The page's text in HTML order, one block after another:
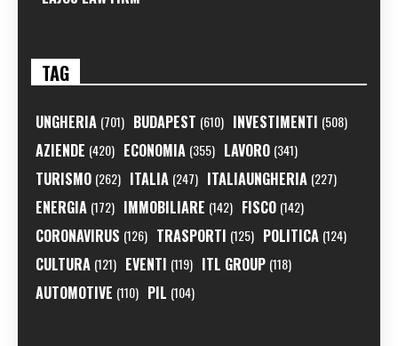
TAG
UNGHERIA (701) BUDAPEST (610) INVESTIMENTI (508)
AZIENDE (420) ECONOMIA (355) LAVORO (341)
TURISMO (262) ITALIA (247) ITALIAUNGHERIA (227)
ENERGIA (172) IMMOBILIARE (142) FISCO (142)
CORONAVIRUS (126) TRASPORTI (125) POLITICA (124)
CULTURA (121) EVENTI (119) ITL GROUP (118)
AUTOMOTIVE (110) PIL (104)